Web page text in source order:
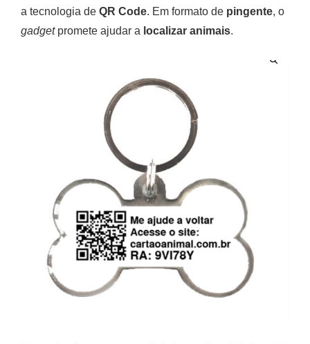
a tecnologia de QR Code. Em formato de pingente, o
gadgetpromete ajudar a localizar animais.